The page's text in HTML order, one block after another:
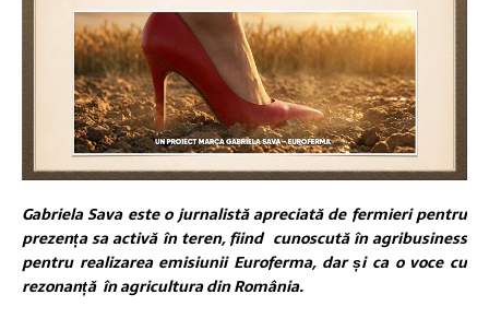
Gabriela Sava este o jurnalistă apreciată de fermieri pentru
prezența sa activă în teren, fiind cunoscută în agribusiness
pentru realizarea emisiunii Euroferma, dar și ca o voce cu
rezonanță în agricultura din România.